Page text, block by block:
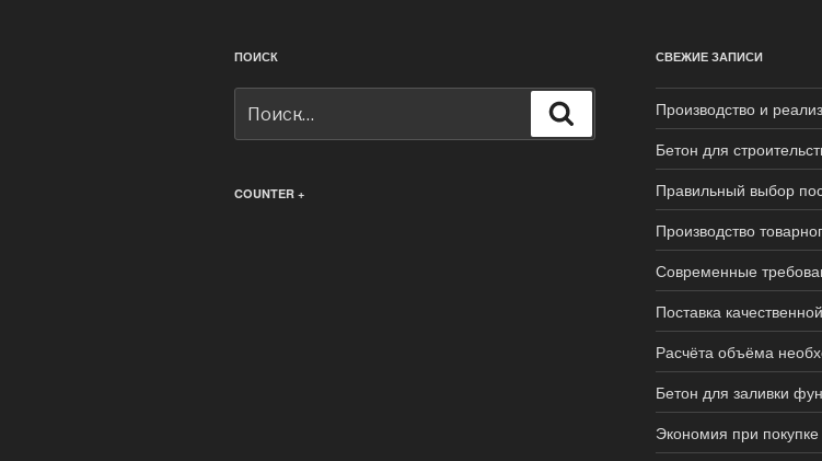
ПОИСК
COUNTER +
СВЕЖИЕ ЗАПИСИ
Производство и
Бетон для
Правильный выбор
Производство
Современные
Поставка
Расчёта объёма
Бетон для заливки
Экономия при